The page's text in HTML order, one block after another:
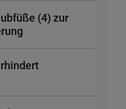
(4) zur